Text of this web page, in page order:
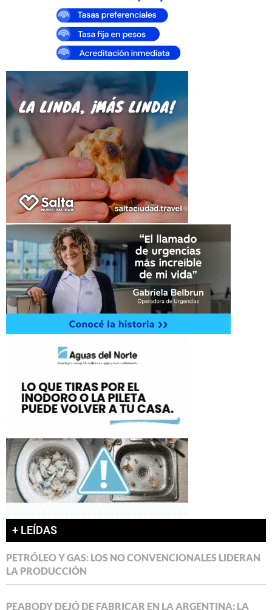
+ LEÍDAS
PETRÓLEO Y GAS: LOS NO CONVENCIONALES LIDERAN
LA PRODUCCIÓN
PEABODY DEJÓ DE FABRICAR EN LA ARGENTINA: LA